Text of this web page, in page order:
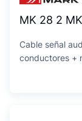
MK 28 2
Cable señal
conductores +